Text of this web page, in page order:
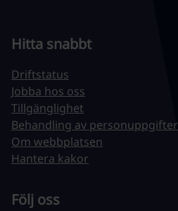
Hitta snabbt
Driftstatus
Jobba hos oss
Tillgänglighet
Behandling av personuppgifter
Om webbplatsen
Hantera kakor
Följ oss